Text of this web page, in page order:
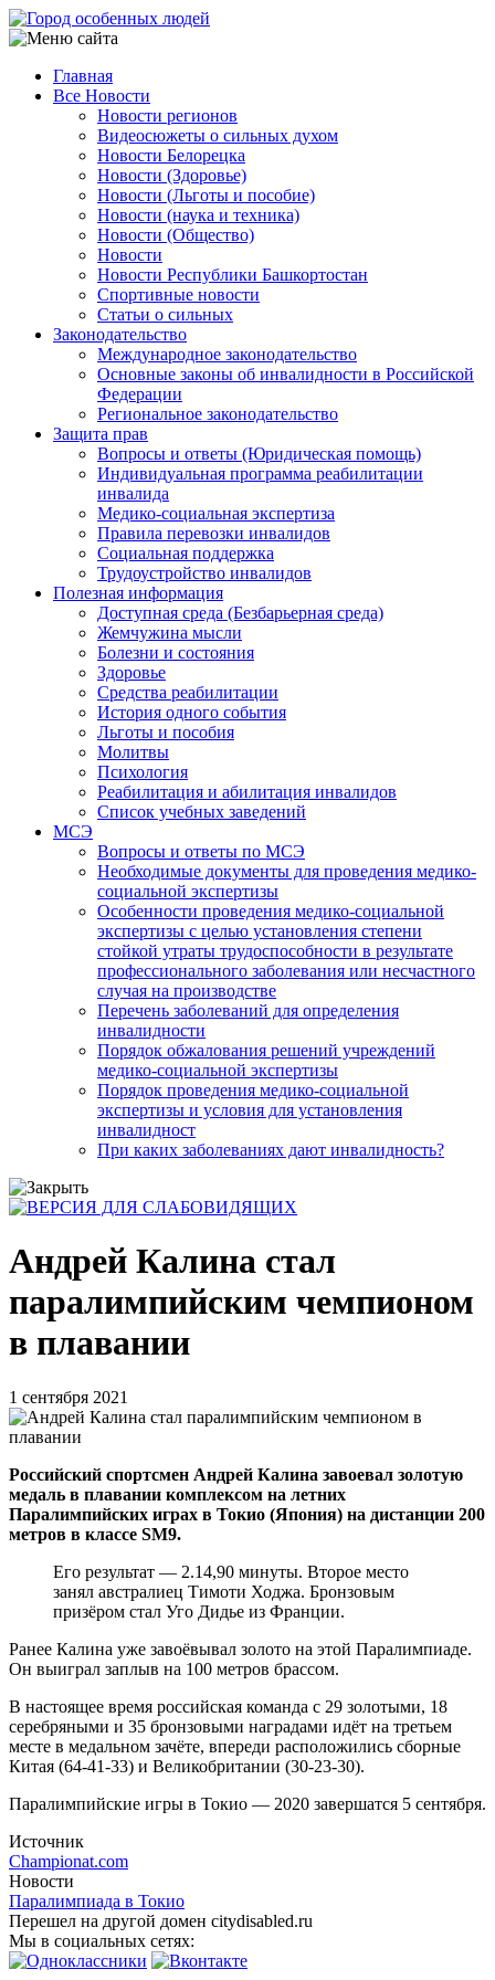
Перейти
к
содержанию
Main
navigation
Главная
Все Новости
Новости регионов
Видеосюжеты о сильных духом
Новости Белорецка
Новости (Здоровье)
Новости (Льготы и пособие)
Новости (наука и техника)
Новости (Общество)
Новости
Новости Республики Башкортостан
Спортивные новости
Статьи о сильных
Законодательство
Международное законодательство
Основные законы об инвалидности в Российской
Федерации
Региональное законодательство
Защита прав
Вопросы и ответы (Юридическая помощь)
Индивидуальная программа реабилитации
инвалида
Медико-социальная экспертиза
Правила перевозки инвалидов
Социальная поддержка
Трудоустройство инвалидов
Полезная информация
Доступная среда (Безбарьерная среда)
Жемчужина мысли
Болезни и состояния
Здоровье
Средства реабилитации
История одного события
Льготы и пособия
Молитвы
Психология
Реабилитация и абилитация инвалидов
Список учебных заведений
МСЭ
Вопросы и ответы по МСЭ
Необходимые документы для проведения медико-
социальной экспертизы
Особенности проведения медико-социальной
экспертизы с целью установления степени
стойкой утраты трудоспособности в результате
профессионального заболевания или несчастного
случая на производстве
Перечень заболеваний для определения
инвалидности
Порядок обжалования решений учреждений
медико-социальной экспертизы
Порядок проведения медико-социальной
экспертизы и условия для установления
инвалидност
При каких заболеваниях дают инвалидность?
Андрей Калина стал
паралимпийским чемпионом
в плавании
1 сентября 2021
Российский спортсмен Андрей Калина завоевал золотую
медаль в плавании комплексом на летних
Паралимпийских играх в Токио (Япония) на дистанции 200
метров в классе SM9.
Его результат — 2.14,90 минуты. Второе место
занял австралиец Тимоти Ходжа. Бронзовым
призёром стал Уго Дидье из Франции.
Ранее Калина уже завоёвывал золото на этой Паралимпиаде.
Он выиграл заплыв на 100 метров брассом.
В настоящее время российская команда с 29 золотыми, 18
серебряными и 35 бронзовыми наградами идёт на третьем
месте в медальном зачёте, впереди расположились сборные
Китая (64-41-33) и Великобритании (30-23-30).
Паралимпийские игры в Токио — 2020 завершатся 5 сентября.
Источник
Championat.com
Новости
Паралимпиада в Токио
Перешел на другой домен citydisabled.ru
Мы в социальных сетях: